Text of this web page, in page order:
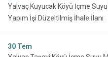
Keçiborlu
Şarkikaraağaç
Yalvaç Kuyucak Köyü İçme
Yapım İşi Düzeltilmiş İhale İlanı
30 Tem